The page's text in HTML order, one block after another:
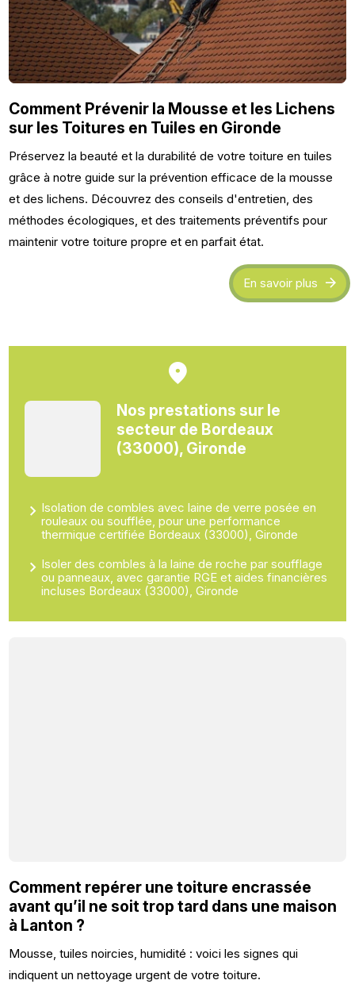
Comment Prévenir la Mousse et les Lichens
sur les Toitures en Tuiles en Gironde
Préservez la beauté et la durabilité de votre toiture en tuiles
grâce à notre guide sur la prévention efficace de la mousse
et des lichens. Découvrez des conseils d'entretien, des
méthodes écologiques, et des traitements préventifs pour
maintenir votre toiture propre et en parfait état.
En savoir plus
Nos prestations sur le
secteur de Bordeaux
(33000), Gironde
Isolation de combles avec laine de verre posée en
rouleaux ou soufflée, pour une performance
thermique certifiée Bordeaux (33000), Gironde
Isoler des combles à la laine de roche par soufflage
ou panneaux, avec garantie RGE et aides financières
incluses Bordeaux (33000), Gironde
Comment repérer une toiture encrassée
avant qu’il ne soit trop tard dans une maison
à Lanton ?
Mousse, tuiles noircies, humidité : voici les signes qui
indiquent un nettoyage urgent de votre toiture.